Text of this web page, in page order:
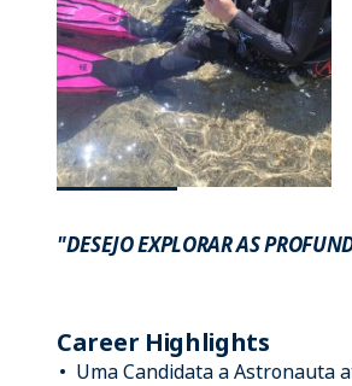
"DESEJO EXPLORAR AS
Career Highlights
Uma Candidata a Astronauta